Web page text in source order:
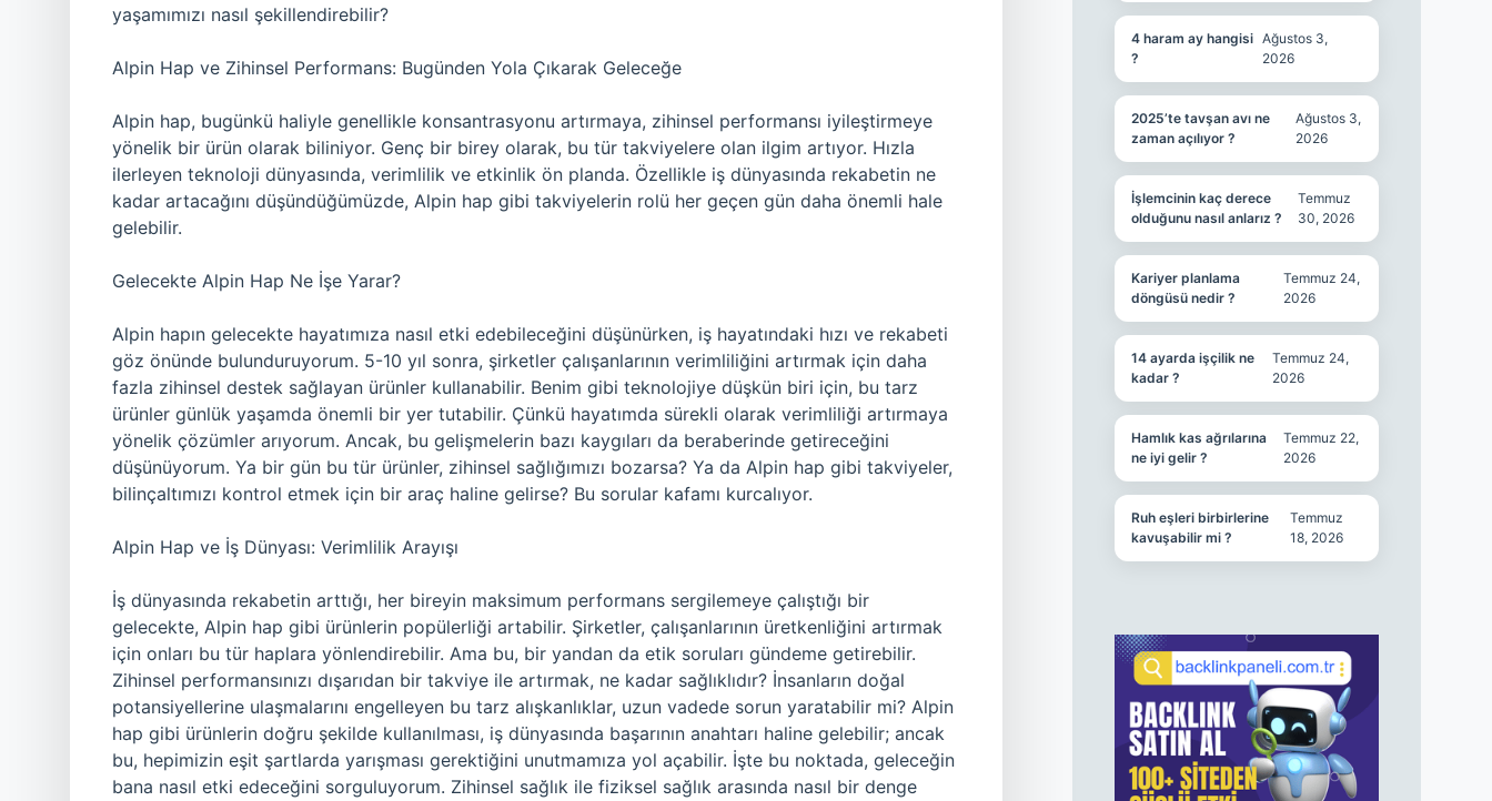
yaşamımızı nasıl şekillendirebilir?
Alpin Hap ve Zihinsel Performans: Bugünden Yola Çıkarak Geleceğe
Alpin hap, bugünkü haliyle genellikle konsantrasyonu artırmaya, zihinsel performansı iyileştirmeye
yönelik bir ürün olarak biliniyor. Genç bir birey olarak, bu tür takviyelere olan ilgim artıyor. Hızla
ilerleyen teknoloji dünyasında, verimlilik ve etkinlik ön planda. Özellikle iş dünyasında rekabetin ne
kadar artacağını düşündüğümüzde, Alpin hap gibi takviyelerin rolü her geçen gün daha önemli hale
gelebilir.
Gelecekte Alpin Hap Ne İşe Yarar?
Alpin hapın gelecekte hayatımıza nasıl etki edebileceğini düşünürken, iş hayatındaki hızı ve rekabeti
göz önünde bulunduruyorum. 5-10 yıl sonra, şirketler çalışanlarının verimliliğini artırmak için daha
fazla zihinsel destek sağlayan ürünler kullanabilir. Benim gibi teknolojiye düşkün biri için, bu tarz
ürünler günlük yaşamda önemli bir yer tutabilir. Çünkü hayatımda sürekli olarak verimliliği artırmaya
yönelik çözümler arıyorum. Ancak, bu gelişmelerin bazı kaygıları da beraberinde getireceğini
düşünüyorum. Ya bir gün bu tür ürünler, zihinsel sağlığımızı bozarsa? Ya da Alpin hap gibi takviyeler,
bilinçaltımızı kontrol etmek için bir araç haline gelirse? Bu sorular kafamı kurcalıyor.
Alpin Hap ve İş Dünyası: Verimlilik Arayışı
İş dünyasında rekabetin arttığı, her bireyin maksimum performans sergilemeye çalıştığı bir
gelecekte, Alpin hap gibi ürünlerin popülerliği artabilir. Şirketler, çalışanlarının üretkenliğini artırmak
için onları bu tür haplara yönlendirebilir. Ama bu, bir yandan da etik soruları gündeme getirebilir.
Zihinsel performansınızı dışarıdan bir takviye ile artırmak, ne kadar sağlıklıdır? İnsanların doğal
potansiyellerine ulaşmalarını engelleyen bu tarz alışkanlıklar, uzun vadede sorun yaratabilir mi? Alpin
hap gibi ürünlerin doğru şekilde kullanılması, iş dünyasında başarının anahtarı haline gelebilir; ancak
bu, hepimizin eşit şartlarda yarışması gerektiğini unutmamıza yol açabilir. İşte bu noktada, geleceğin
bana nasıl etki edeceğini sorguluyorum. Zihinsel sağlık ile fiziksel sağlık arasında nasıl bir denge
4 haram ay hangisi
?
Ağustos 3,
2026
2025’te tavşan avı ne
zaman açılıyor ?
Ağustos 3,
2026
İşlemcinin kaç derece
olduğunu nasıl anlarız ?
Temmuz
30, 2026
Kariyer planlama
döngüsü nedir ?
Temmuz 24,
2026
14 ayarda işçilik ne
kadar ?
Temmuz 24,
2026
Hamlık kas ağrılarına
ne iyi gelir ?
Temmuz 22,
2026
Ruh eşleri birbirlerine
kavuşabilir mi ?
Temmuz
18, 2026